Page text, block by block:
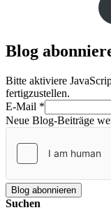
Blog
Bitte aktiviere
fertigzustellen.
E-Mail *
Neue Blog-Beiträge
Blog abonnieren
Suchen